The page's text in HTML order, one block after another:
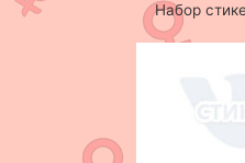
Набор